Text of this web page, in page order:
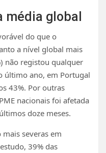
média global
do que o
a nível global mais
não registou qualquer
último ano, em Portugal
43%. Por outras
nacionais foi afetada
doze meses.
severas em
39% das